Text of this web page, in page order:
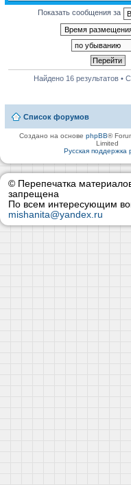
Показать сообщения за
Найдено 16 результатов •
Список форумов
Создано на основеphpBB®
Limited
Русская поддержка
© Перепечатка
запрещена
По всем интересующим
mishanita@yandex.ru